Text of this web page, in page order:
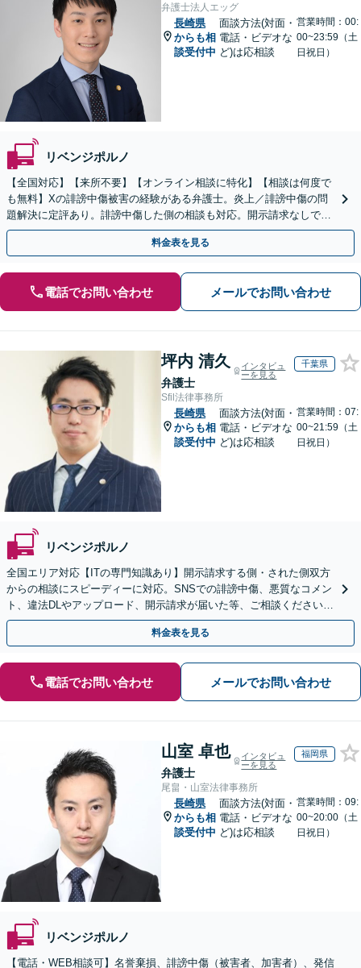
弁護士法人エッグ
長崎県
からも相
談受付中
面談方法(対面・
電話・ビデオな
ど)は応相談
営業時間：00:
00~23:59（土
日祝日）
リベンジポルノ
【全国対応】【来所不要】【オンライン相談に特化】【相談は何度で
も無料】Xの誹謗中傷被害の経験がある弁護士。炎上／誹謗中傷の問
題解決に定評あり。誹謗中傷した側の相談も対応。開示請求なしで本
人の特定ができる場合もあり。
料金表を見る
電話でお問い合わせ メールでお問い合わせ
坪内 清久
弁護士
インタビュ
ーを見る
千葉県
Sfil法律事務所
長崎県
からも相
談受付中
面談方法(対面・
電話・ビデオな
ど)は応相談
営業時間：07:
00~21:59（土
日祝日）
リベンジポルノ
全国エリア対応【ITの専門知識あり】開示請求する側・された側双方
からの相談にスピーディーに対応。SNSでの誹謗中傷、悪質なコメン
ト、違法DLやアップロード、開示請求が届いた等、ご相談ください
【WEB面談OK&解決実績豊富】【千葉中央駅4分】
料金表を見る
電話でお問い合わせ メールでお問い合わせ
山室 卓也
弁護士
インタビュ
ーを見る
福岡県
尾畠・山室法律事務所
長崎県
からも相
談受付中
面談方法(対面・
電話・ビデオな
ど)は応相談
営業時間：09:
00~20:00（土
日祝日）
リベンジポルノ
【電話・WEB相談可】名誉棄損、誹謗中傷（被害者、加害者）、発信